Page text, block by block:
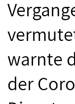
warnte
der